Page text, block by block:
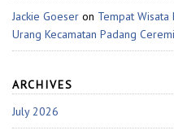
Jackie Goeser on Tempat Wisata
Urang Kecamatan Padang
ARCHIVES
July 2026